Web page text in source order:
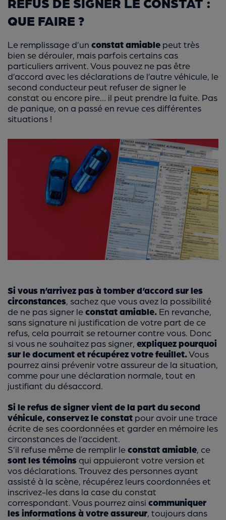
QUE FAIRE ?
Le remplissage d’un constat amiable peut très
bien se dérouler, mais parfois certains cas
particuliers arrivent. Vous pouvez ne pas être
d’accord avec les déclarations de l’autre véhicule, le
second conducteur peut refuser de signer le
constat ou encore pire… il peut prendre la fuite. Pas
de panique, on a passé en revue ces différentes
situations !
Si vous n’arrivez pas à tomber d’accord sur les
circonstances , sachez que vous avez la possibilité
de ne pas signer leconstat amiable. En revanche,
sans signature ni justification de votre part de ce
refus, cela pourrait se retourner contre vous. Donc
si vous ne souhaitez pas signer, expliquez pourquoi
sur le document et récupérez votre feuillet.Vous
pourrez ainsi prévenir votre assureur de la situation,
comme pour une déclaration normale, tout en
justifiant du désaccord.
Si le refus de signer vient de la part du second
véhicule, conservez le constat pour avoir une trace
écrite de ses coordonnées et garder en mémoire les
circonstances de l’accident.
S’il refuse même de remplir leconstat amiable , ce
sont les témoins qui appuieront votre version et
vos déclarations. Trouvez des personnes ayant
assisté à la scène, récupérez leurs coordonnées et
inscrivez-les dans la case du constat
correspondant. Vous pourrez ainsi communiquer
les informations à votre assureur , toujours dans